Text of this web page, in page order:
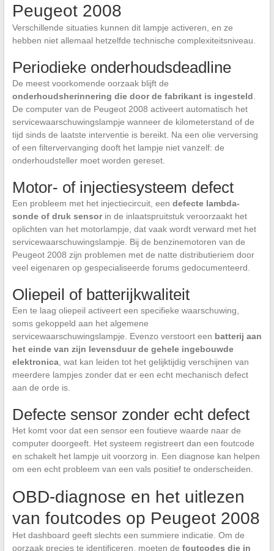
Peugeot 2008
Verschillende situaties kunnen dit lampje activeren, en ze
hebben niet allemaal hetzelfde technische complexiteitsniveau.
Periodieke onderhoudsdeadline
De meest voorkomende oorzaak blijft de
onderhoudsherinnering die door de fabrikant is ingesteld
De computer van de Peugeot 2008 activeert automatisch het
servicewaarschuwingslampje wanneer de kilometerstand of de
tijd sinds de laatste interventie is bereikt. Na een olie verversing
of een filtervervanging dooft het lampje niet vanzelf: de
onderhoudsteller moet worden gereset.
Motor- of injectiesysteem defect
Een probleem met het injectiecircuit, een defecte lambda-
sonde of druk sensorin de inlaatspruitstuk veroorzaakt het
oplichten van het motorlampje, dat vaak wordt verward met het
servicewaarschuwingslampje. Bij de benzinemotoren van de
Peugeot 2008 zijn problemen met de natte distributieriem door
veel eigenaren op gespecialiseerde forums gedocumenteerd.
Oliepeil of batterijkwaliteit
Een te laag oliepeil activeert een specifieke waarschuwing,
soms gekoppeld aan het algemene
servicewaarschuwingslampje. Evenzo verstoort een batterij aan
het einde van zijn levensduur de gehele ingebouwde
elektronica, wat kan leiden tot het gelijktijdig verschijnen van
meerdere lampjes zonder dat er een echt mechanisch defect
aan de orde is.
Defecte sensor zonder echt defect
Het komt voor dat een sensor een foutieve waarde naar de
computer doorgeeft. Het systeem registreert dan een foutcode
en schakelt het lampje uit voorzorg in. Een diagnose kan helpen
om een echt probleem van een vals positief te onderscheiden.
OBD-diagnose en het uitlezen
van foutcodes op Peugeot 2008
Het dashboard geeft slechts een summiere indicatie. Om de
oorzaak precies te identificeren, moeten de foutcodes die in